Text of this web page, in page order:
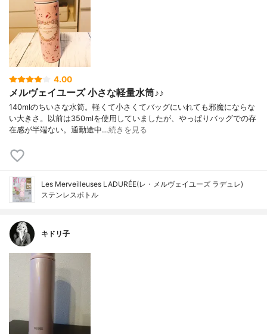
4.00
メルヴェイユーズ 小さな軽量水筒♪♪
140mlのちいさな水筒。軽くて小さくてバッグにいれても邪魔にならな
い大きさ。以前は350mlを使用していましたが、やっぱりバッグでの存
在感が半端ない。通勤途中…続きを見る
Les Merveilleuses LADURÉE(レ・メルヴェイユーズ ラデュレ)
ステンレスボトル
キドリ子